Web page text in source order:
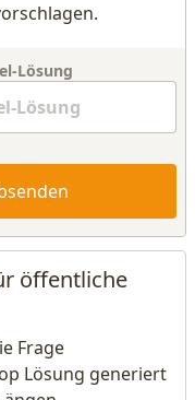
Lösung
öffentliche
Frage
Lösung generiert